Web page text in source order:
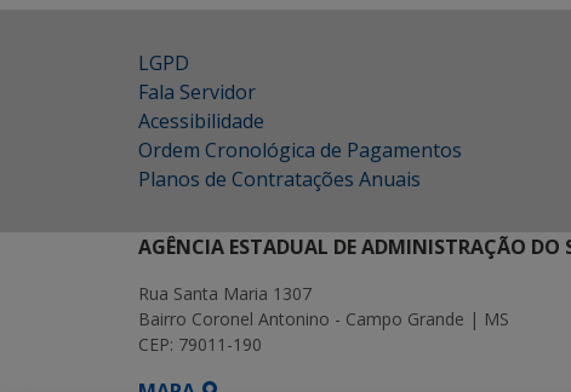
LGPD
Fala Servidor
Acessibilidade
Ordem Cronológica de Pagamentos
Planos de Contratações Anuais
AGÊNCIA ESTADUAL DE ADMINISTRAÇÃO DO
Rua Santa Maria 1307
Bairro Coronel Antonino - Campo Grande | MS
CEP: 79011-190